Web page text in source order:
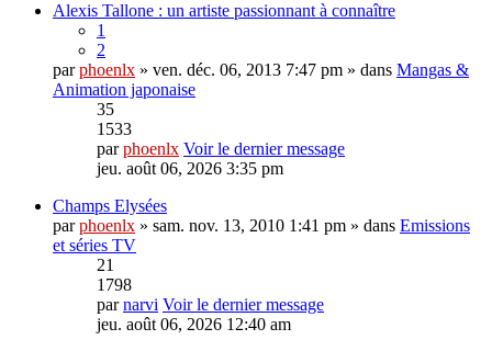
Alexis Tallone : un artiste passionnant à connaître
1
2
parphoenlx » ven. déc. 06, 2013 7:47 pm » dans Mangas &
Animation japonaise
35
1533
parphoenlx Voir le dernier message
jeu. août 06, 2026 3:35 pm
Champs Elysées
parphoenlx » sam. nov. 13, 2010 1:41 pm » dans Emissions
et séries TV
21
1798
parnarvi Voir le dernier message
jeu. août 06, 2026 12:40 am